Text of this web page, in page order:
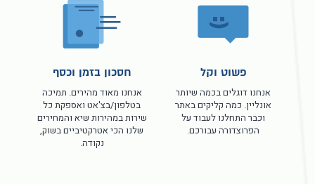
פשוט וקל
אנחנו דוגלים בכמה שיותר
אונליין. כמה קליקים באתר
וכבר התחלנו לעבוד על
הפרוצדורה עבורכם.
חסכון בזמן וכסף
אנחנו מאוד מהירים. תמיכה
בטלפון/בצ'אט ואספקת כל
שירות במהירות שיא והמחירים
שלנו הכי אטרקטיביים בשוק,
נקודה.